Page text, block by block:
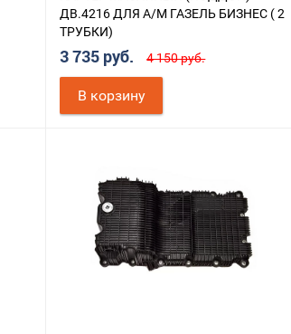
ДВ.4216 ДЛЯ А/М ГАЗЕЛЬ БИЗНЕС ( 2
ТРУБКИ)
3 735 руб. 4 150 руб.
В корзину